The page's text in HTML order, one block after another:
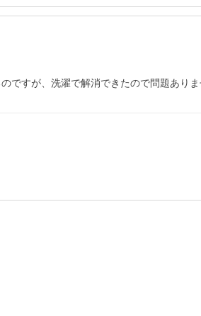
ですが、洗濯で解消できたので問題あり